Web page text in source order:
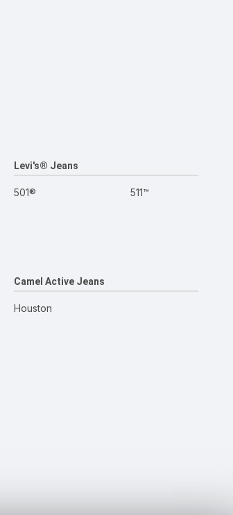
Levi's® Jeans
501® 511™
Camel Active Jeans
Houston